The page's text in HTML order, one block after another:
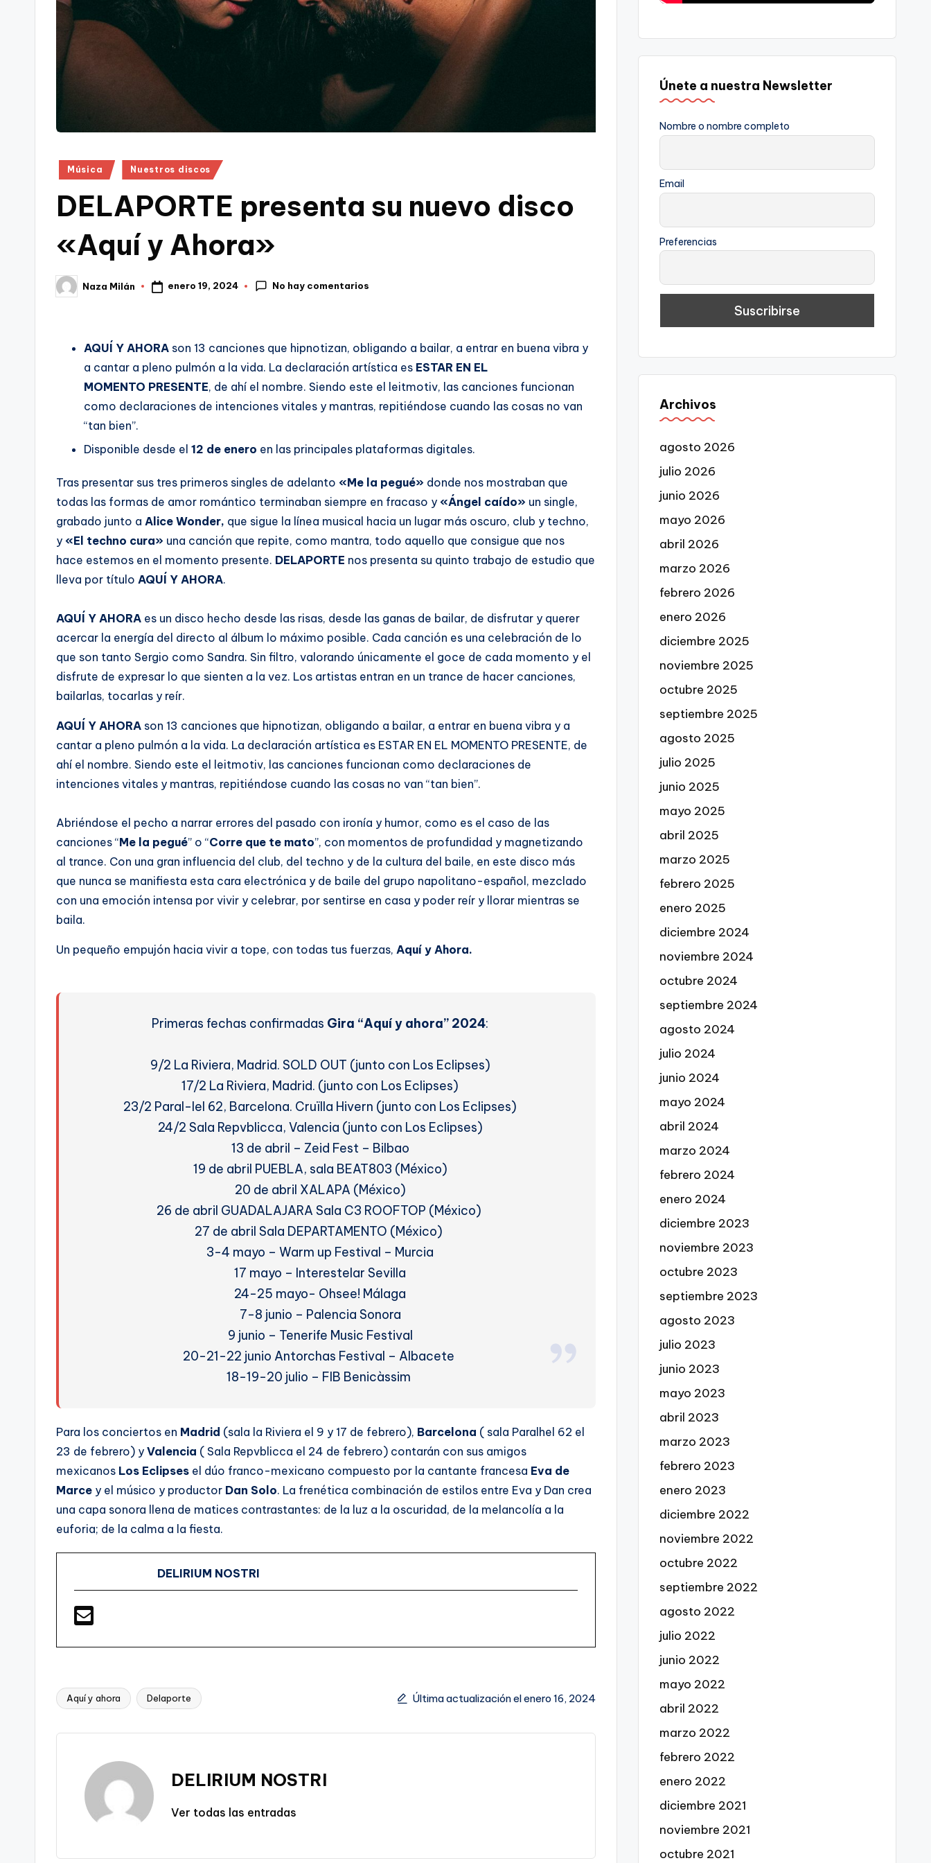
Publicado
Música Nuestros discos
DELAPORTE presenta su nuevo disco
«Aquí y Ahora»
Publicado
por
Naza Milán enero 19, 2024 No hay comentarios
AQUÍ Y AHORA son 13 canciones que hipnotizan, obligando a bailar, a entrar en buena vibra y
a cantar a pleno pulmón a la vida. La declaración artística es ESTAR EN EL
MOMENTO PRESENTE, de ahí el nombre. Siendo este el leitmotiv, las canciones funcionan
como declaraciones de intenciones vitales y mantras, repitiéndose cuando las cosas no van
“tan bien”.
Disponible desde el 12 de enero en las principales plataformas digitales.
Tras presentar sus tres primeros singles de adelanto «Me la pegué» donde nos mostraban que
todas las formas de amor romántico terminaban siempre en fracaso y «Ángel caído» un single,
grabado junto a Alice Wonder, que sigue la línea musical hacia un lugar más oscuro, club y techno,
y «El techno cura» una canción que repite, como mantra, todo aquello que consigue que nos
hace estemos en el momento presente. DELAPORTE nos presenta su quinto trabajo de estudio que
lleva por título AQUÍ Y AHORA.
AQUÍ Y AHORA es un disco hecho desde las risas, desde las ganas de bailar, de disfrutar y querer
acercar la energía del directo al álbum lo máximo posible. Cada canción es una celebración de lo
que son tanto Sergio como Sandra. Sin filtro, valorando únicamente el goce de cada momento y el
disfrute de expresar lo que sienten a la vez. Los artistas entran en un trance de hacer canciones,
bailarlas, tocarlas y reír.
AQUÍ Y AHORA son 13 canciones que hipnotizan, obligando a bailar, a entrar en buena vibra y a
cantar a pleno pulmón a la vida. La declaración artística es ESTAR EN EL MOMENTO PRESENTE, de
ahí el nombre. Siendo este el leitmotiv, las canciones funcionan como declaraciones de
intenciones vitales y mantras, repitiéndose cuando las cosas no van “tan bien”.
Abriéndose el pecho a narrar errores del pasado con ironía y humor, como es el caso de las
canciones “Me la pegué” o “Corre que te mato”, con momentos de profundidad y magnetizando
al trance. Con una gran influencia del club, del techno y de la cultura del baile, en este disco más
que nunca se manifiesta esta cara electrónica y de baile del grupo napolitano-español, mezclado
con una emoción intensa por vivir y celebrar, por sentirse en casa y poder reír y llorar mientras se
baila.
Un pequeño empujón hacia vivir a tope, con todas tus fuerzas, Aquí y Ahora.
Primeras fechas confirmadas Gira “Aquí y ahora” 2024:
9/2 La Riviera, Madrid. SOLD OUT (junto con Los Eclipses)
17/2 La Riviera, Madrid. (junto con Los Eclipses)
23/2 Paral-lel 62, Barcelona. Cruïlla Hivern (junto con Los Eclipses)
24/2 Sala Repvblicca, Valencia (junto con Los Eclipses)
13 de abril – Zeid Fest – Bilbao
19 de abril PUEBLA, sala BEAT803 (México)
20 de abril XALAPA (México)
26 de abril GUADALAJARA Sala C3 ROOFTOP (México)
27 de abril Sala DEPARTAMENTO (México)
3-4 mayo – Warm up Festival – Murcia
17 mayo – Interestelar Sevilla
24-25 mayo- Ohsee! Málaga
7-8 junio – Palencia Sonora
9 junio – Tenerife Music Festival
20-21-22 junio Antorchas Festival – Albacete
18-19-20 julio – FIB Benicàssim
Para los conciertos en Madrid (sala la Riviera el 9 y 17 de febrero), Barcelona ( sala Paralhel 62 el
23 de febrero) y Valencia ( Sala Repvblicca el 24 de febrero) contarán con sus amigos
mexicanos Los Eclipses el dúo franco-mexicano compuesto por la cantante francesa Eva de
Marce y el músico y productor Dan Solo. La frenética combinación de estilos entre Eva y Dan crea
una capa sonora llena de matices contrastantes: de la luz a la oscuridad, de la melancolía a la
euforia; de la calma a la fiesta.
DELIRIUM NOSTRI
Etiquetas:
Aquí y ahora Delaporte Última actualización el enero 16, 2024
DELIRIUM NOSTRI
Ver todas las entradas
Únete a nuestra Newsletter
Nombre o nombre completo
Email
Preferencias
Archivos
agosto 2026
julio 2026
junio 2026
mayo 2026
abril 2026
marzo 2026
febrero 2026
enero 2026
diciembre 2025
noviembre 2025
octubre 2025
septiembre 2025
agosto 2025
julio 2025
junio 2025
mayo 2025
abril 2025
marzo 2025
febrero 2025
enero 2025
diciembre 2024
noviembre 2024
octubre 2024
septiembre 2024
agosto 2024
julio 2024
junio 2024
mayo 2024
abril 2024
marzo 2024
febrero 2024
enero 2024
diciembre 2023
noviembre 2023
octubre 2023
septiembre 2023
agosto 2023
julio 2023
junio 2023
mayo 2023
abril 2023
marzo 2023
febrero 2023
enero 2023
diciembre 2022
noviembre 2022
octubre 2022
septiembre 2022
agosto 2022
julio 2022
junio 2022
mayo 2022
abril 2022
marzo 2022
febrero 2022
enero 2022
diciembre 2021
noviembre 2021
octubre 2021